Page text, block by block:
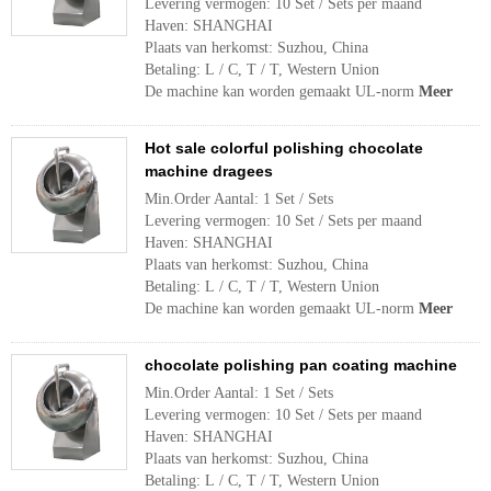
Levering vermogen: 10 Set / Sets per maand
Haven: SHANGHAI
Plaats van herkomst: Suzhou, China
Betaling: L / C, T / T, Western Union
De machine kan worden gemaakt UL-norm Meer
Hot sale colorful polishing chocolate
machine dragees
Min.Order Aantal: 1 Set / Sets
Levering vermogen: 10 Set / Sets per maand
Haven: SHANGHAI
Plaats van herkomst: Suzhou, China
Betaling: L / C, T / T, Western Union
De machine kan worden gemaakt UL-norm Meer
chocolate polishing pan coating machine
Min.Order Aantal: 1 Set / Sets
Levering vermogen: 10 Set / Sets per maand
Haven: SHANGHAI
Plaats van herkomst: Suzhou, China
Betaling: L / C, T / T, Western Union